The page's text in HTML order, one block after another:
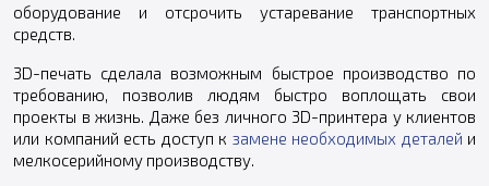
оборудование и отсрочить устаревание транспортных
средств.
3D-печать сделала возможным быстрое производство по
требованию, позволив людям быстро воплощать свои
проекты в жизнь. Даже без личного 3D-принтера у клиентов
или компаний есть доступ к замене необходимых деталей и
мелкосерийному производству.